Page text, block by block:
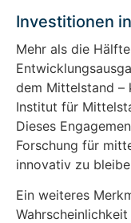
Investitionen
Mehr als die
dem Mittelstand –
Institut für
Dieses
Forschung für
innovativ zu
Ein weiteres